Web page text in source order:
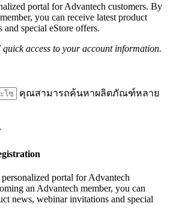
portal for Advantech customers. By
you can receive latest product
special eStore offers.
access to your account information.
คุณสามารถค้นหาผลิตภัณฑ์หลาย
portal for Advantech
an Advantech member, you can
news, webinar invitations and special